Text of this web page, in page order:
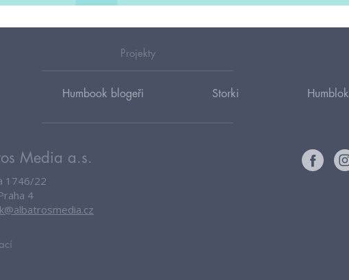
Projekty
Humbook blogeři Storki Humblok
Media a.s.
1746/22
4